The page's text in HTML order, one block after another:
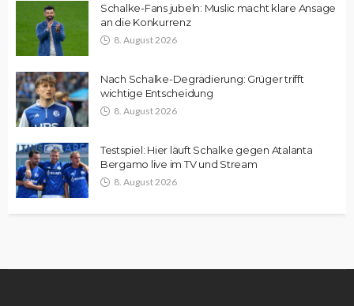
Schalke-Fans jubeln: Muslic macht klare Ansage
an die Konkurrenz
8. August 2026
Nach Schalke-Degradierung: Grüger trifft
wichtige Entscheidung
8. August 2026
Testspiel: Hier läuft Schalke gegen Atalanta
Bergamo live im TV und Stream
8. August 2026